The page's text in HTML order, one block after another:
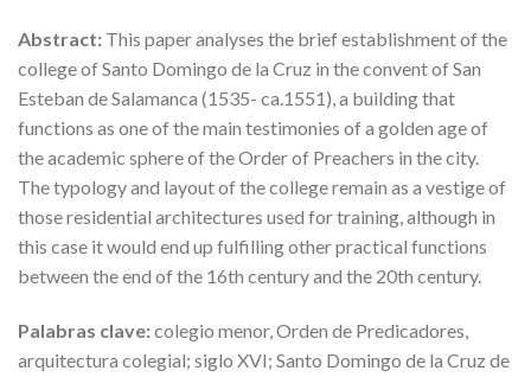
Abstract: This paper analyses the brief establishment of the
college of Santo Domingo de la Cruz in the convent of San
Esteban de Salamanca (1535- ca.1551), a building that
functions as one of the main testimonies of a golden age of
the academic sphere of the Order of Preachers in the city.
The typology and layout of the college remain as a vestige of
those residential architectures used for training, although in
this case it would end up fulfilling other practical functions
between the end of the 16th century and the 20th century.
Palabras clave:colegio menor, Orden de Predicadores,
arquitectura colegial; siglo XVI; Santo Domingo de la Cruz de